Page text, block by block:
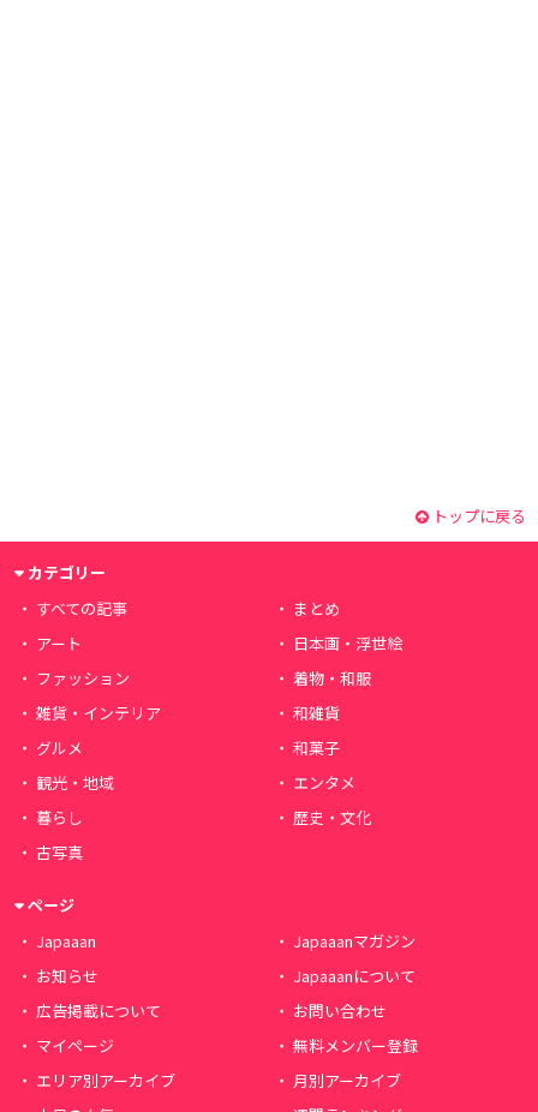
トップに戻る
カテゴリー
すべての記事
まとめ
アート
日本画・浮世絵
ファッション
着物・和服
雑貨・インテリア
和雑貨
グルメ
和菓子
観光・地域
エンタメ
暮らし
歴史・文化
古写真
ページ
Japaaan
Japaaanマガジン
お知らせ
Japaaanについて
広告掲載について
お問い合わせ
マイページ
無料メンバー登録
エリア別アーカイブ
月別アーカイブ